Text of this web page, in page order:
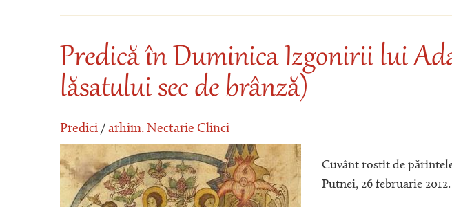
Predică în Duminica Izgonirii lui
lăsatului sec de brânză)
Predici / arhim. Nectarie Clinci
Cuvânt rostit de
Putnei, 26 februarie 2012.